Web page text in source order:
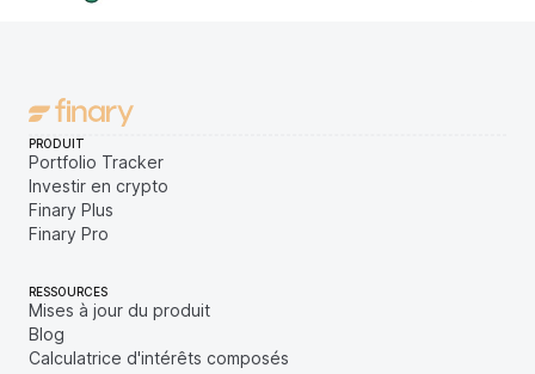
PRODUIT
Portfolio Tracker
Investir en crypto
Finary Plus
Finary Pro
RESSOURCES
Mises à jour du produit
Blog
Calculatrice d'intérêts composés